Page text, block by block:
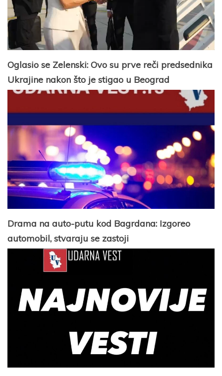
Oglasio se Zelenski: Ovo su prve reči predsednika
Ukrajine nakon što je stigao u Beograd
Drama na auto-putu kod Bagrdana: Izgoreo
automobil, stvaraju se zastoji